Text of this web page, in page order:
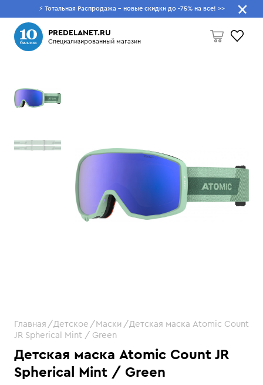
⚡ Тотальная Распродажа - новые скидки до -75% на все! >>
PREDELANET.RU
Специализированный магазин
Пусто
Что будем искать?
Детская маска Atomic Count JR
Spherical Mint / Green
Главная Детское Маски
Детская маска Atomic Count
JR Spherical Mint / Green